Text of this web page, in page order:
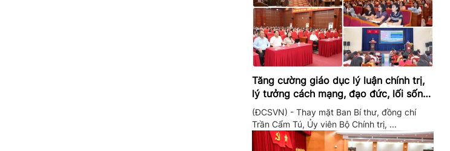
Tăng cường giáo dục lý luận chính trị,
lý tưởng cách mạng, đạo đức, lối sống,
ý thức công dân trong hệ thống giáo
dục quốc dân
(ĐCSVN) - Thay mặt Ban Bí thư, đồng chí
Trần Cẩm Tú, Ủy viên Bộ Chính trị, ...